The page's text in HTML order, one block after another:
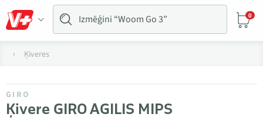
0
Ķiveres
GIRO
Ķivere GIRO AGILIS MIPS